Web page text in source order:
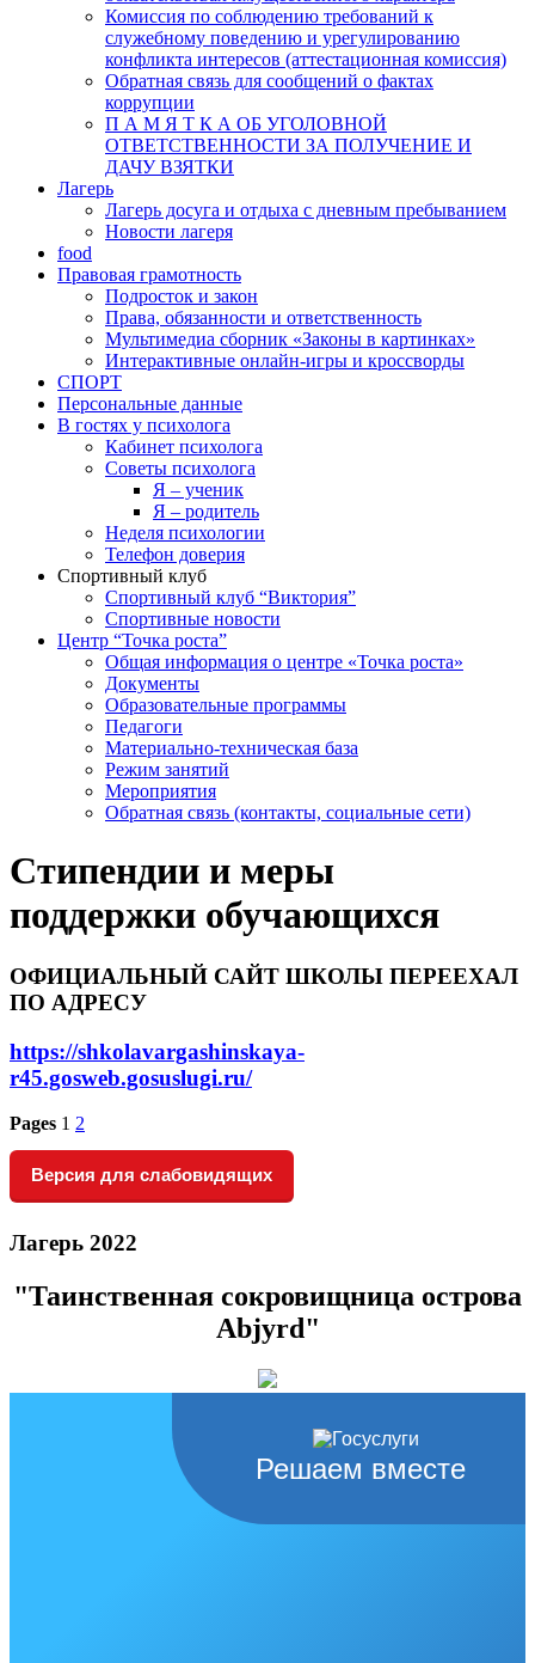
Комиссия по соблюдению требований к
служебному поведению и урегулированию
конфликта интересов (аттестационная комиссия)
Обратная связь для сообщений о фактах
коррупции
П А М Я Т К А ОБ УГОЛОВНОЙ
ОТВЕТСТВЕННОСТИ ЗА ПОЛУЧЕНИЕ И
ДАЧУ ВЗЯТКИ
Лагерь
Лагерь досуга и отдыха с дневным пребыванием
Новости лагеря
food
Правовая грамотность
Подросток и закон
Права, обязанности и ответственность
Мультимедиа сборник «Законы в картинках»
Интерактивные онлайн-игры и кроссворды
СПОРТ
Персональные данные
В гостях у психолога
Кабинет психолога
Советы психолога
Я – ученик
Я – родитель
Неделя психологии
Телефон доверия
Спортивный клуб
Спортивный клуб “Виктория”
Спортивные новости
Центр “Точка роста”
Общая информация о центре «Точка роста»
Документы
Образовательные программы
Педагоги
Материально-техническая база
Режим занятий
Мероприятия
Обратная связь (контакты, социальные сети)
Стипендии и меры
поддержки обучающихся
ОФИЦИАЛЬНЫЙ САЙТ ШКОЛЫ ПЕРЕЕХАЛ
ПО АДРЕСУ
https://shkolavargashinskaya-
r45.gosweb.gosuslugi.ru/
Pages 1 2
Версия для слабовидящих
Лагерь 2022
"Таинственная сокровищница острова
Abjyrd"
Решаем вместе